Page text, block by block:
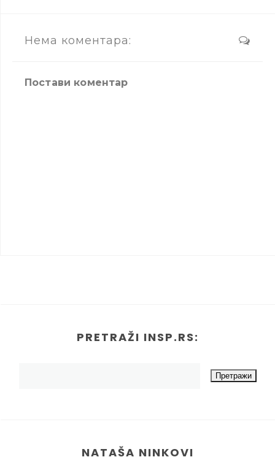
Нема коментара:
Постави коментар
PRETRAŽI INSP.RS:
NATAŠA NINKOVI